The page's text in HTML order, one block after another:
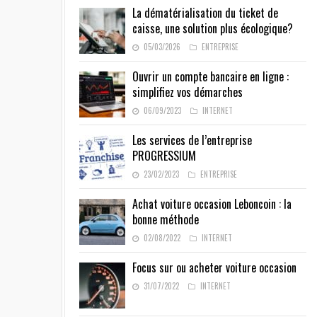
La dématérialisation du ticket de
caisse, une solution plus écologique?
05/03/2026 ENTREPRISE
Ouvrir un compte bancaire en ligne :
simplifiez vos démarches
06/09/2023 INTERNET
Les services de l’entreprise
PROGRESSIUM
23/02/2023 ENTREPRISE
Achat voiture occasion Leboncoin : la
bonne méthode
02/08/2022 INTERNET
Focus sur ou acheter voiture occasion
31/07/2022 INTERNET